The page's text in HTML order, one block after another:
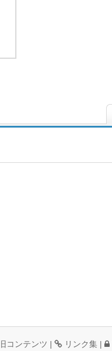
旧コンテンツ | リンク集 |